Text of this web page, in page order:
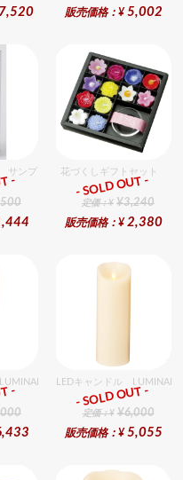
販売価格：¥ 5,002
セット セット販売商品です。
サンプラー3個・ホルダーセット トロ
-
花づくしギフトセット
ギフト
定価：¥ ¥3,240
販売価格：¥ 2,380
- SOLD OUT -
（ルミナラ） ピンク ピラ
-
LEDキャンドル
ギフト
定価：¥ ¥6,000
販売価格：¥ 5,055
- SOLD OUT -